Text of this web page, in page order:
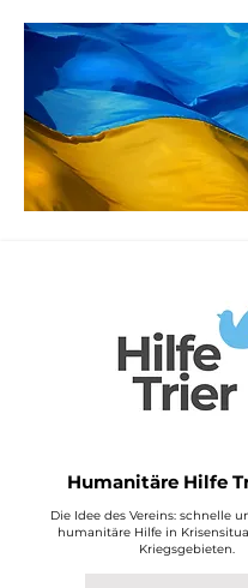
Humanitäre Hilfe
Die Idee des Vereins: schnelle
humanitäre Hilfe in
Kriegsgebieten.